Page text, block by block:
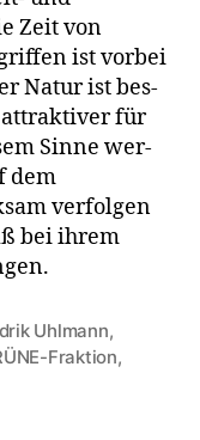
Zeit von
ist vor­bei
Natur ist bes­
für
Sinne wer­
dem
ver­fol­gen
bei ihrem
Uhlmann,
Fraktion,